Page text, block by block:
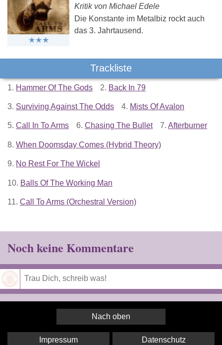
Kritik von Michael Edele
Die Konstante im Metalbiz rockt auch
das 3. Jahrtausend.
Trackliste
1. Hammer Of The Gods 2. Back In 79
3. Surviving Against The Odds 4. Mists Of Avalon
5. Call In To Arms 6. Chasing The Bullet 7. Afterburner
8. When Doomsday Comes (Hybrid Theory)
9. No Rest For The Wickel
10. Balls Of The Working Man
11. Call To Arms (Orchestral Version)
Noch keine Kommentare
Nach oben
Impressum Datenschutz